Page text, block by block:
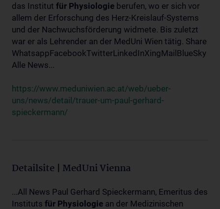
das Institut für Physiologie berufen, wo er sich vor
allem der Erforschung des Herz-Kreislauf-Systems
und der Nachwuchsförderung widmete. Bis zuletzt
war er als Lehrender an der MedUni Wien tätig. Share
WhatsappFacebookTwitterLinkedInXingMailBlueSky
Alle News...
https://www.meduniwien.ac.at/web/ueber-
uns/news/detail/trauer-um-paul-gerhard-
spieckermann/
Detailsite | MedUni Vienna
...All News Paul Gerhard Spieckermann, Emeritus des
Instituts für Physiologie an der Medizinischen